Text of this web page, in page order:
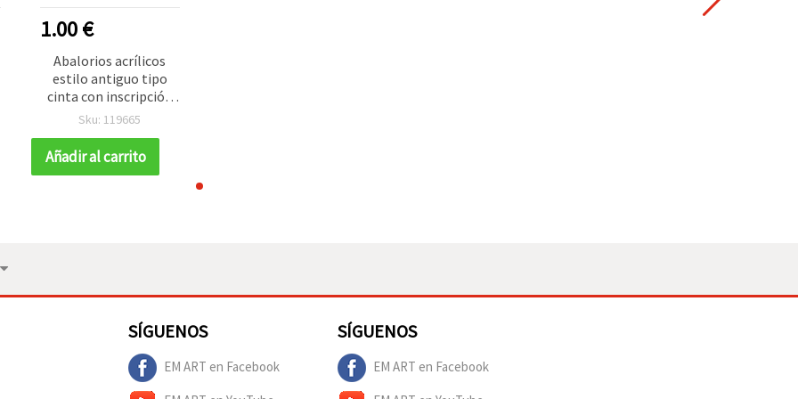
1.00 €
Abalorios acrílicos
estilo antiguo tipo
cinta con inscripción
“FRIEND“, 14x10 mm,
marrón - 50 g (~85 uds)
para manualidades y
Sku: 119665
Añadir al carrito
SÍGUENOS
EM ART en Facebook
SÍGUENOS
EM ART en Facebook